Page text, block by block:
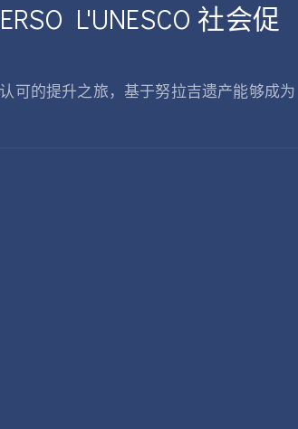
L'UNESCO 社会促
可的提升之旅，基于努拉吉遗产能够成为